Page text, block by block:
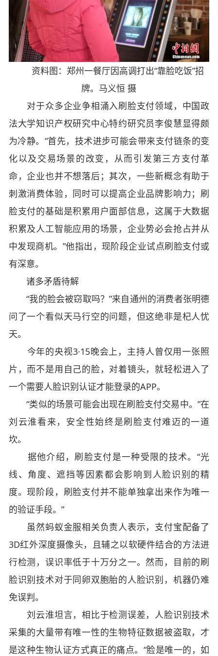
资料图：郑州一餐厅因高调打出“靠脸吃饭”招
牌。马义恒 摄
对于众多企业争相涌入刷脸支付领域，中国政
法大学知识产权研究中心特约研究员李俊慧显得颇
为冷静。“首先，技术进步可能会带来支付链条的变
化以及交易场景的改变，从而引发第三方支付革
命，企业也并不想落后；其次，一些新概念有助于
刺激消费体验，同时可以提高企业品牌影响力；刷
脸支付的基础是积累用户面部信息，这属于大数据
积累及人工智能应用的场景，企业势必会抢占并从
中发现商机。”他指出，现阶段企业试点刷脸支付或
有深意。
诸多矛盾待解
“我的脸会被窃取吗？”来自通州的消费者张明德
问了一个看似天马行空的问题，但这绝非是杞人忧
天。
今年的央视3·15晚会上，主持人曾仅用一张照
片，而不是用自己的脸，对着镜头，就轻松进入了
一个需要人脸识别认证才能登录的APP。
“类似的场景可能会出现在刷脸支付交易中。”在
刘云淮看来，安全性始终是刷脸支付难迈的一道
坎。
据他介绍，刷脸支付是一种受限的技术。“光
线、角度、遮挡等因素都会影响到人脸识别的精
度。现阶段，刷脸支付并不能单独拿出来作为唯一
的验证手段。”
虽然蚂蚁金服相关负责人表示，支付宝配备了
3D红外深度摄像头，且辅之以软硬件结合的方法进
行检测，误识率低于十万分之一。然而，目前的刷
脸识别技术对于同卵双胞胎的人脸识别，机器仍难
免误判。
刘云淮坦言，相比于检测误差，人脸识别技术
采集的大量带有唯一性的生物特征数据被盗取，才
是这种生物认证方式真正的痛点。“脸是唯一的，如